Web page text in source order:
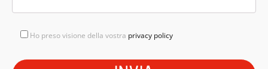
Ho preso visione della vostra privacy policy